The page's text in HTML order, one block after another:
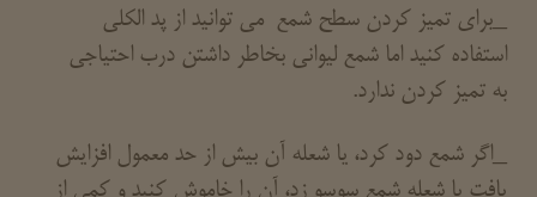
_برای تمیز کردن سطح شمع می توانید از پد الکلی
استفاده کنید اما شمع لیوانی بخاطر داشتن درب احتیاجی
به تمیز کردن ندارد.
_اگر شمع دود کرد، یا شعله آن بیش از حد معمول افزایش
یافت یا شعله شمع سوسو زد، آن را خاموش کنید و کمی از